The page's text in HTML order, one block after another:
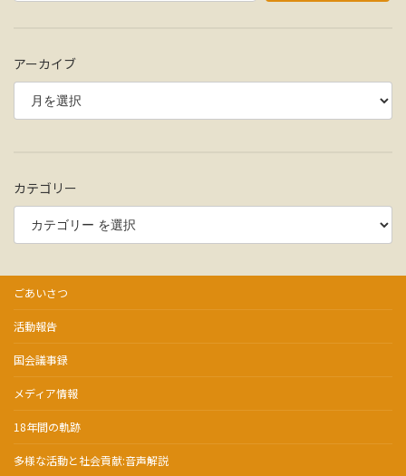
アーカイブ
カテゴリー
ごあいさつ
活動報告
国会議事録
メディア情報
18年間の軌跡
多様な活動と社会貢献:音声解説